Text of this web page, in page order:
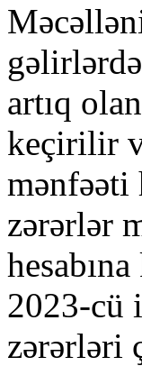
artıq
keçirilir
mənfəəti
zərərlər
2023-cü
zərərləri